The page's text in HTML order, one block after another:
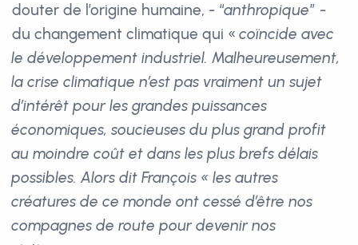
douter de l’origine humaine, - “anthropique” -
du changement climatique qui «coïncide avec
le développement industriel. Malheureusement,
la crise climatique n’est pas vraiment un sujet
d’intérêt pour les grandes puissances
économiques, soucieuses du plus grand profit
au moindre coût et dans les plus brefs délais
possibles. Alors dit François « les autres
créatures de ce monde ont cessé d’être nos
compagnes de route pour devenir nos